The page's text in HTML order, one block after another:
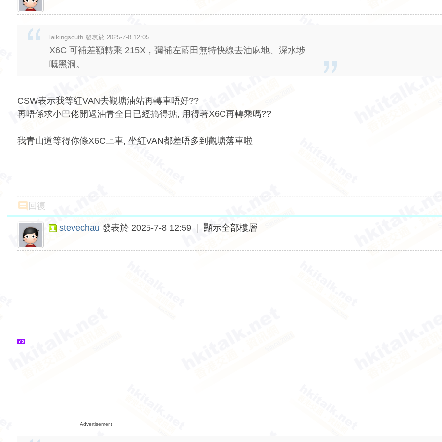
laikingsouth 發表於 2025-7-8 12:05
X6C 可補差額轉乘 215X，彌補左藍田無特快線去油麻地、深水埗
嘅黑洞。
CSW表示我等紅VAN去觀塘油站再轉車唔好??
再唔係求小巴佬開返油青全日已經搞得掂, 用得著X6C再轉乘嗎??
我青山道等得你條X6C上車, 坐紅VAN都差唔多到觀塘落車啦
回復
stevechau 發表於 2025-7-8 12:59 顯示全部樓層
Advertisement